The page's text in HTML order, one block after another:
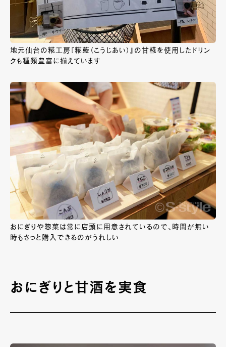
地元仙台の糀工房『糀藍（こうじあい）』の甘糀を使用したドリン
クも種類豊富に揃えています
おにぎりや惣菜は常に店頭に用意されているので、時間が無い
時もさっと購入できるのがうれしい
おにぎりと甘酒を実食